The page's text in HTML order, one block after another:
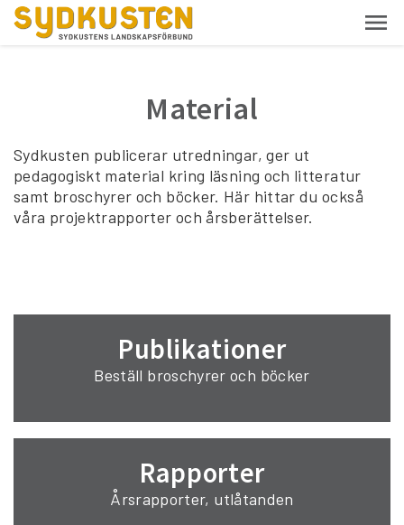
Material
Sydkusten publicerar utredningar, ger ut
pedagogiskt material kring läsning och litteratur
samt broschyrer och böcker. Här hittar du också
våra projektrapporter och årsberättelser.
Publikationer
Beställ broschyrer och böcker
Rapporter
Årsrapporter, utlåtanden